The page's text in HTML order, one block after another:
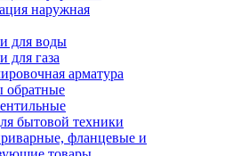
наружная
для воды
для газа
арматура
обратные
бытовой техники
фланцевые и